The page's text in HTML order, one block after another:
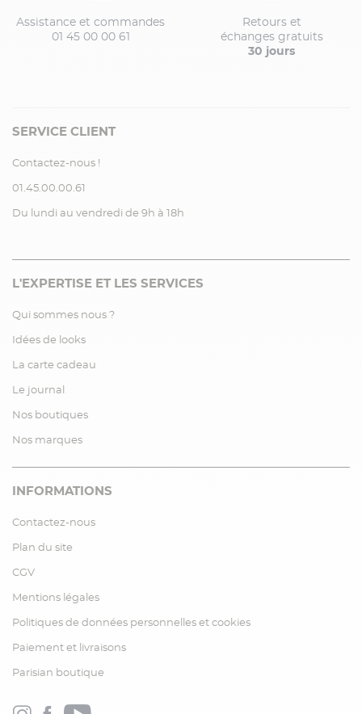
Assistance et commandes
01 45 00 00 61
Retours et
échanges gratuits
30 jours
SERVICE CLIENT
Contactez-nous !
01.45.00.00.61
Du lundi au vendredi de 9h à 18h
L'EXPERTISE ET LES SERVICES
Qui sommes nous ?
Idées de looks
La carte cadeau
Le journal
Nos boutiques
Nos marques
INFORMATIONS
Contactez-nous
Plan du site
CGV
Mentions légales
Politiques de données personnelles et cookies
Paiement et livraisons
Parisian boutique